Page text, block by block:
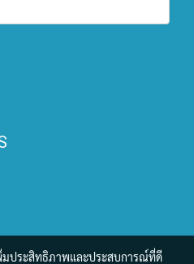
มประสิทธิภาพและประสบการณ์ที่ดี